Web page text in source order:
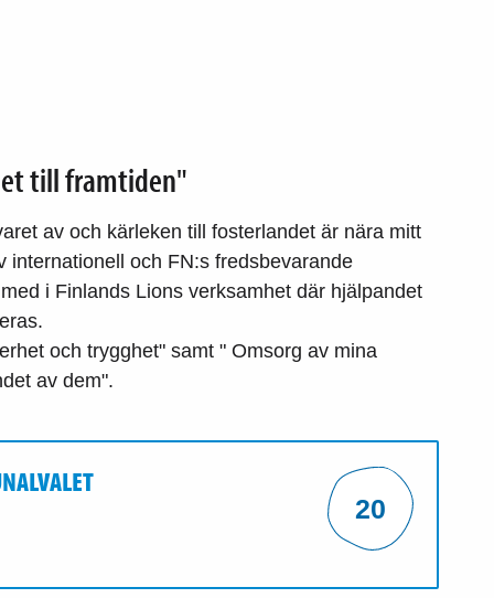
till framtiden"
av och kärleken till fosterlandet är nära mitt
internationell och FN:s fredsbevarande
i Finlands Lions verksamhet där hjälpandet
och trygghet" samt " Omsorg av mina
av dem".
20